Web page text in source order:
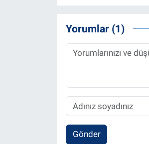
Yorumlar (1)
Gönder